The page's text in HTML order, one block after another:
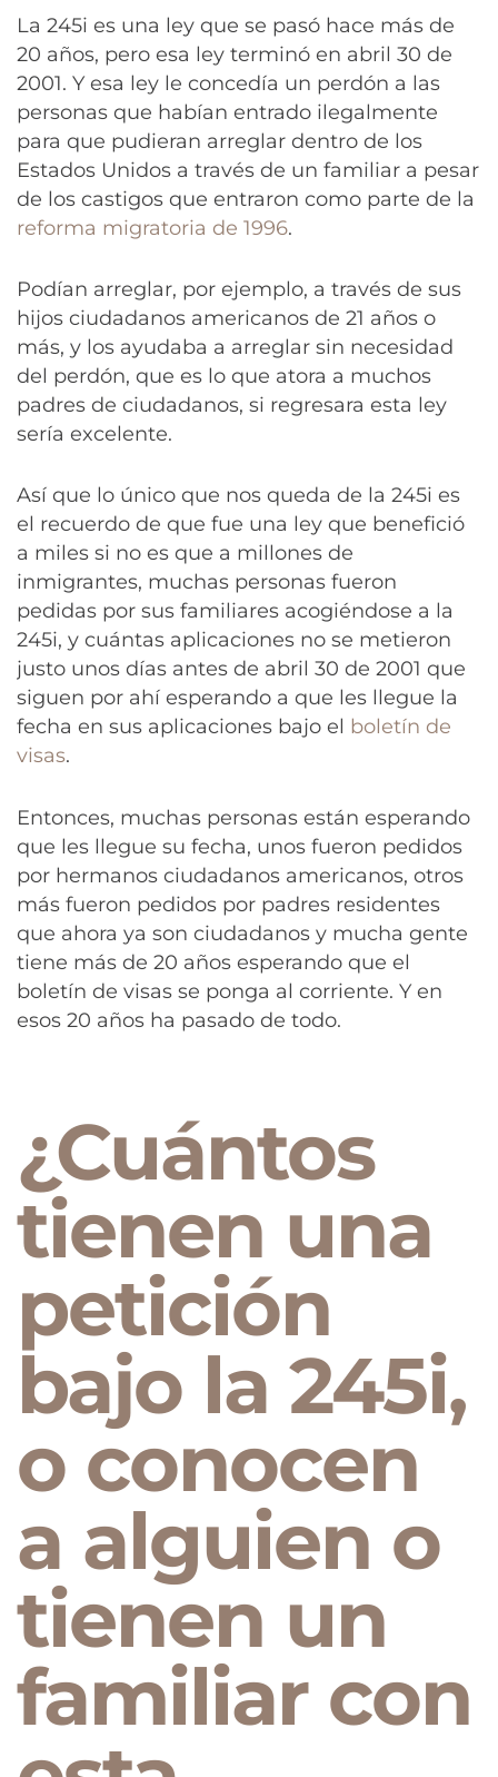
La 245i es una ley que se pasó hace más de
20 años, pero esa ley terminó en abril 30 de
2001. Y esa ley le concedía un perdón a las
personas que habían entrado ilegalmente
para que pudieran arreglar dentro de los
Estados Unidos a través de un familiar a pesar
de los castigos que entraron como parte de la
reforma migratoria de 1996.
Podían arreglar, por ejemplo, a través de sus
hijos ciudadanos americanos de 21 años o
más, y los ayudaba a arreglar sin necesidad
del perdón, que es lo que atora a muchos
padres de ciudadanos, si regresara esta ley
sería excelente.
Así que lo único que nos queda de la 245i es
el recuerdo de que fue una ley que benefició
a miles si no es que a millones de
inmigrantes, muchas personas fueron
pedidas por sus familiares acogiéndose a la
245i, y cuántas aplicaciones no se metieron
justo unos días antes de abril 30 de 2001 que
siguen por ahí esperando a que les llegue la
fecha en sus aplicaciones bajo el boletín de
visas.
Entonces, muchas personas están esperando
que les llegue su fecha, unos fueron pedidos
por hermanos ciudadanos americanos, otros
más fueron pedidos por padres residentes
que ahora ya son ciudadanos y mucha gente
tiene más de 20 años esperando que el
boletín de visas se ponga al corriente. Y en
esos 20 años ha pasado de todo.
¿Cuántos
tienen una
petición
bajo la 245i,
o conocen
a alguien o
tienen un
familiar con